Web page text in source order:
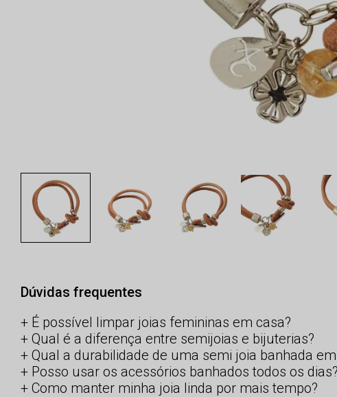
Dúvidas frequentes
É possível limpar joias femininas em casa?
Qual é a diferença entre semijoias e bijuterias?
Qual a durabilidade de uma semi joia banhada
Posso usar os acessórios banhados todos os dias?
Como manter minha joia linda por mais tempo?